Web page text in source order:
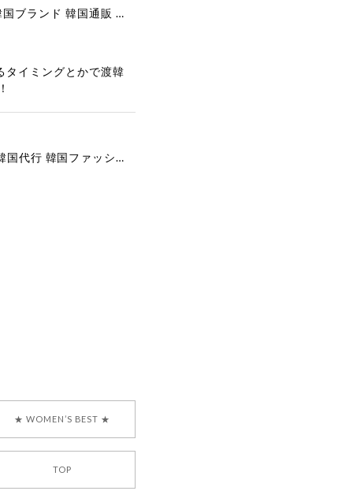
[COOR][WOMEN] Faux Suede Three-Button Blazer (Dark Brown) 正規品 韓国ブランド 韓国通販 韓国代行 韓国ファッション クール クーア クアー 日本 店舗
タイミングとかで渡韓
[COYSEIO] COY BUMBLE SNEAKERS GREY 正規品 韓国ブランド 韓国通販 韓国代行 韓国ファッション コイセイオ 日本 店舗
★ WOMEN’S BEST ★
TOP